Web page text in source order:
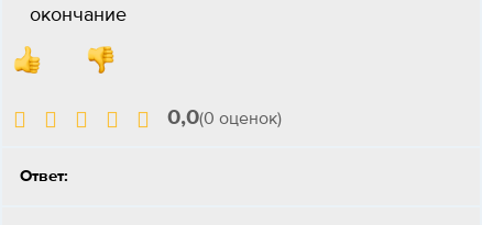
окончание
0,0(0 оценок)
Ответ: